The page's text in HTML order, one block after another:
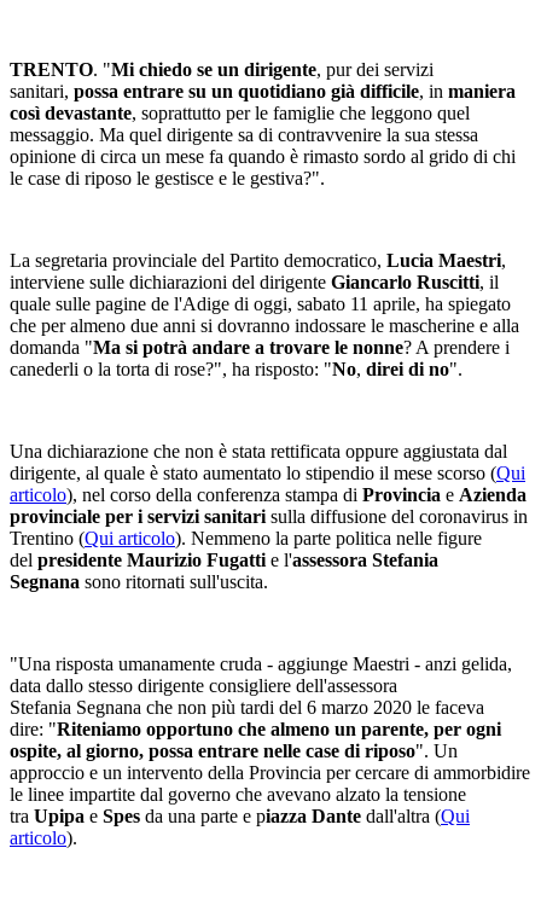
TRENTO. "Mi chiedo se un dirigente, pur dei servizi
sanitari, possa entrare su un quotidiano già difficile, in maniera
così devastante, soprattutto per le famiglie che leggono quel
messaggio. Ma quel dirigente sa di contravvenire la sua stessa
opinione di circa un mese fa quando è rimasto sordo al grido di chi
le case di riposo le gestisce e le gestiva?".
La segretaria provinciale del Partito democratico, Lucia Maestri,
interviene sulle dichiarazioni del dirigente Giancarlo Ruscitti, il
quale sulle pagine de l'Adige di oggi, sabato 11 aprile, ha spiegato
che per almeno due anni si dovranno indossare le mascherine e alla
domanda "Ma si potrà andare a trovare le nonne? A prendere i
canederli o la torta di rose?", ha risposto: "No, direi di no".
Una dichiarazione che non è stata rettificata oppure aggiustata dal
dirigente, al quale è stato aumentato lo stipendio il mese scorso (Qui
articolo), nel corso della conferenza stampa di Provincia e Azienda
provinciale per i servizi sanitari sulla diffusione del coronavirus in
Trentino (Qui articolo). Nemmeno la parte politica nelle figure
del presidente Maurizio Fugatti e l'assessora Stefania
Segnana sono ritornati sull'uscita.
"Una risposta umanamente cruda - aggiunge Maestri - anzi gelida,
data dallo stesso dirigente consigliere dell'assessora
Stefania Segnana che non più tardi del 6 marzo 2020 le faceva
dire: "Riteniamo opportuno che almeno un parente, per ogni
ospite, al giorno, possa entrare nelle case di riposo". Un
approccio e un intervento della Provincia per cercare di ammorbidire
le linee impartite dal governo che avevano alzato la tensione
tra Upipa e Spes da una parte e piazza Dante dall'altra (Qui
articolo).